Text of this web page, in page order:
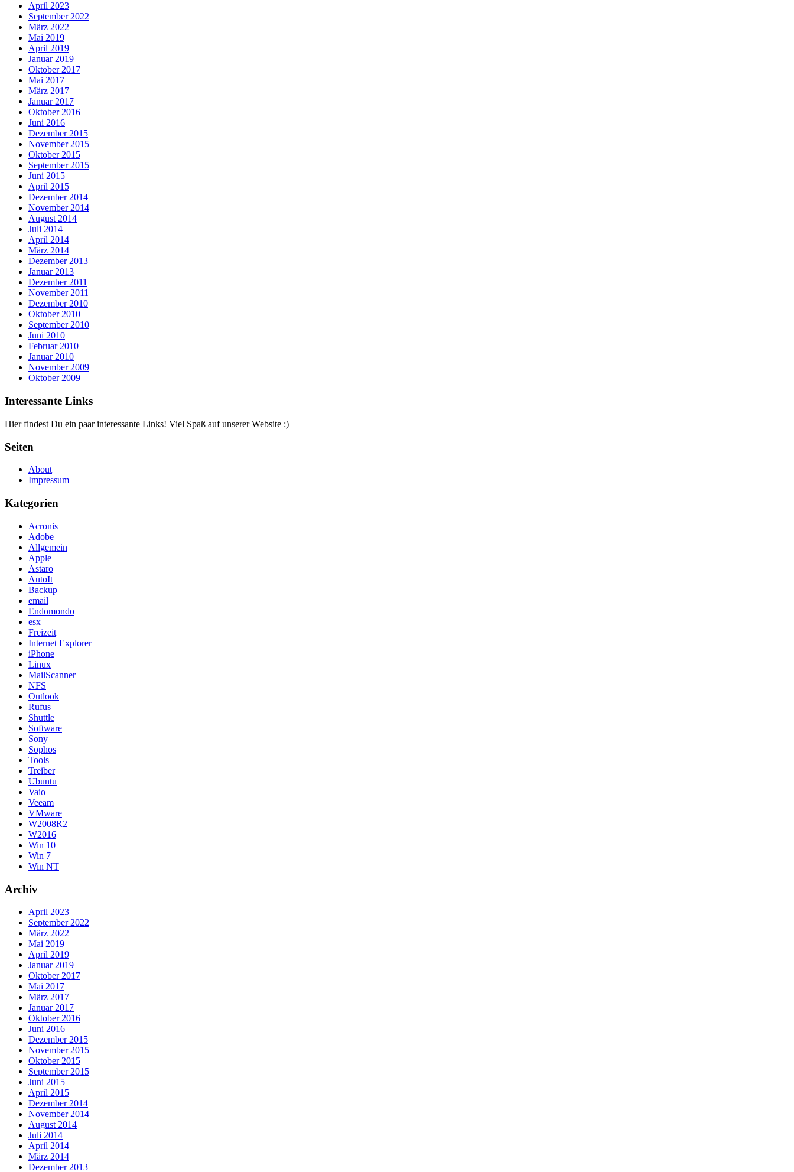
April 2023
September 2022
März 2022
Mai 2019
April 2019
Januar 2019
Oktober 2017
Mai 2017
März 2017
Januar 2017
Oktober 2016
Juni 2016
Dezember 2015
November 2015
Oktober 2015
September 2015
Juni 2015
April 2015
Dezember 2014
November 2014
August 2014
Juli 2014
April 2014
März 2014
Dezember 2013
Januar 2013
Dezember 2011
November 2011
Dezember 2010
Oktober 2010
September 2010
Juni 2010
Februar 2010
Januar 2010
November 2009
Oktober 2009
Interessante Links
Hier findest Du ein paar interessante Links! Viel Spaß auf unserer Website :)
Seiten
About
Impressum
Kategorien
Acronis
Adobe
Allgemein
Apple
Astaro
AutoIt
Backup
email
Endomondo
esx
Freizeit
Internet Explorer
iPhone
Linux
MailScanner
NFS
Outlook
Rufus
Shuttle
Software
Sony
Sophos
Tools
Treiber
Ubuntu
Vaio
Veeam
VMware
W2008R2
W2016
Win 10
Win 7
Win NT
Archiv
April 2023
September 2022
März 2022
Mai 2019
April 2019
Januar 2019
Oktober 2017
Mai 2017
März 2017
Januar 2017
Oktober 2016
Juni 2016
Dezember 2015
November 2015
Oktober 2015
September 2015
Juni 2015
April 2015
Dezember 2014
November 2014
August 2014
Juli 2014
April 2014
März 2014
Dezember 2013